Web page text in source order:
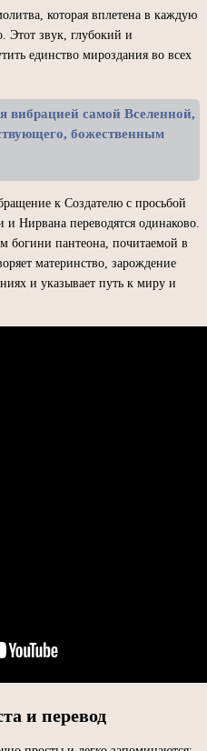
которая вплетена в каждую
Этот звук, глубокий и
единство мироздания во всех
вибрацией самой Вселенной,
божественным
к Создателю с просьбой
Нирвана переводятся одинаково.
богини пантеона, почитаемой в
материнство, зарождение
и указывает путь к миру и
и перевод